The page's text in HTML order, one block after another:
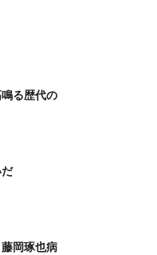
る歴代の
岡琢也病